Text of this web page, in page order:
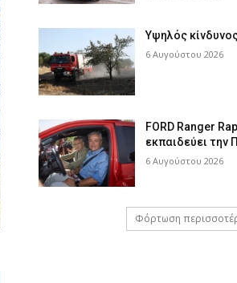
Υψηλός
6 Αυγούστου 2026
FORD Ranger
εκπαιδεύει την
6 Αυγούστου 2026
Φόρτωση